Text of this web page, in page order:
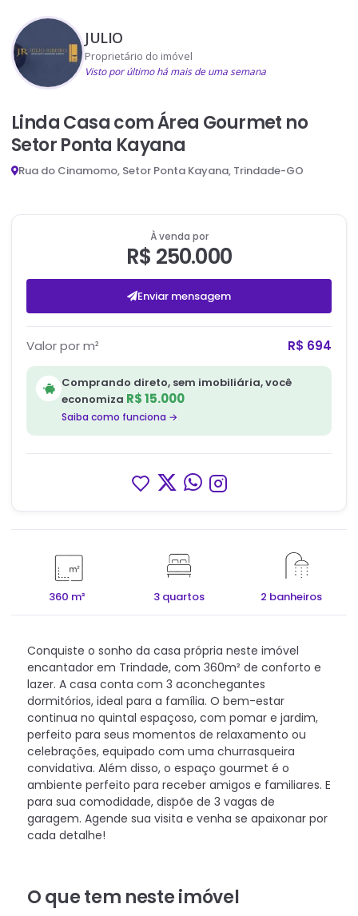
JULIO
Proprietário do imóvel
Visto por último há mais de uma semana
Linda Casa com Área Gourmet no
Setor Ponta Kayana
Rua do Cinamomo, Setor Ponta Kayana, Trindade-GO
360 m² 3 quartos 2 banheiros
Conquiste o sonho da casa própria neste imóvel
encantador em Trindade, com 360m² de conforto e
lazer. A casa conta com 3 aconchegantes
dormitórios, ideal para a família. O bem-estar
continua no quintal espaçoso, com pomar e jardim,
perfeito para seus momentos de relaxamento ou
celebrações, equipado com uma churrasqueira
convidativa. Além disso, o espaço gourmet é o
ambiente perfeito para receber amigos e familiares. E
para sua comodidade, dispõe de 3 vagas de
garagem. Agende sua visita e venha se apaixonar por
cada detalhe!
O que tem neste imóvel
À venda por
R$ 250.000
Enviar mensagem
Valor por m² R$ 694
Comprando direto, sem imobiliária, você
economiza R$ 15.000
Saiba como funciona →